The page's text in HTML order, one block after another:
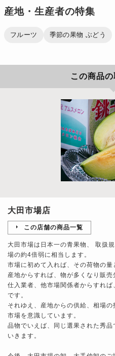
産地・生産者の特集
フルーツ 季節の果物 ぶどう
この商品
大田市場店
この店舗の商品一覧
大田市場は日本一の青果物、 取扱
場の約4倍弱に相当します。
市場に初めて入れば、その荷物の量
産地からすれば、物が多くなり販売
仕入業者、他市場関係者からすれ
です。
それゆえ、産地からの供給、相場
市場を意識しています。
品物でいえば、同じ選果された秀
いきます。